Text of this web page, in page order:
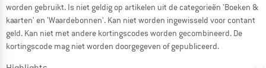
worden gebruikt. Is niet geldig op artikelen uit de categorieën 'Boeken &
kaarten' en 'Waardebonnen'. Kan niet worden ingewisseld voor contant
geld. Kan niet met andere kortingscodes worden gecombineerd. De
kortingscode mag niet worden doorgegeven of gepubliceerd.